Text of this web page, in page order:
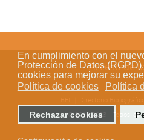
En cumplimiento con el
Protección de Datos
cookies para mejorar su
Política de cookies
Política
Rechazar cookies
Acceso de
© 2018-2023 - Todos los